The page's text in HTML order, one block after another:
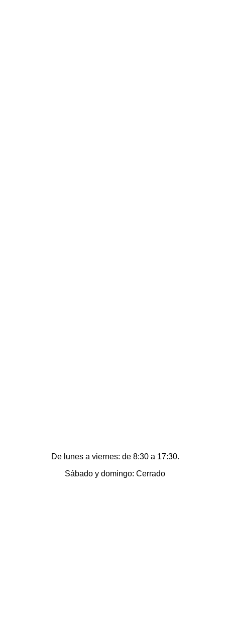
De lunes a viernes: de 8:30 a 17:30.
Sábado y domingo: Cerrado